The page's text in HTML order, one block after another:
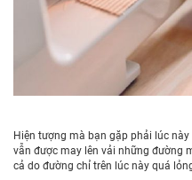
Hiện tượng mà bạn gặp phải lúc
vẫn được may lên vải những đường
cả do đường chỉ trên lúc này quá